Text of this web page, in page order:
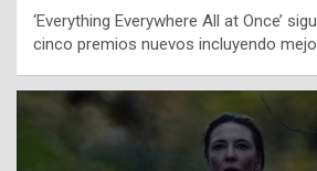
‘Everything Everywhere All at Once’
cinco premios nuevos incluyendo